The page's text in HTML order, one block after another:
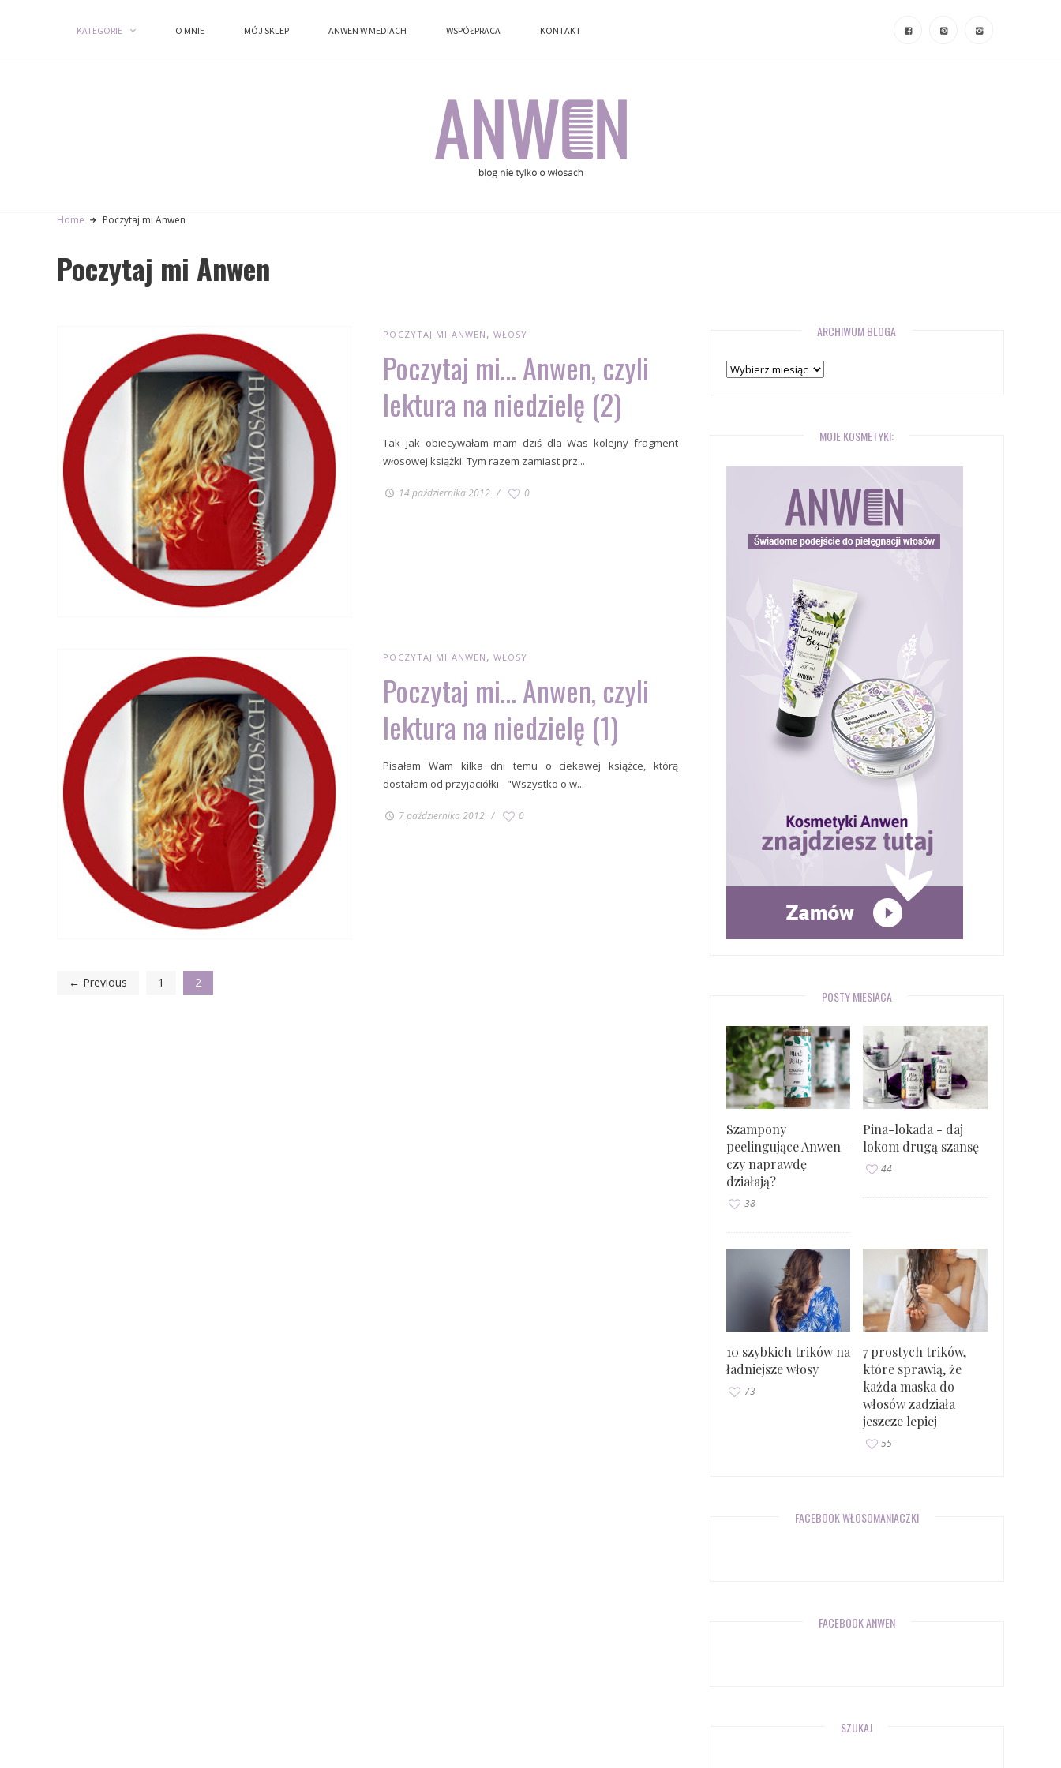
KATEGORIE O MNIE MÓJ SKLEP ANWEN W MEDIACH WSPÓŁPRACA KONTAKT
KATEGORIE O MNIE MÓJ SKLEP ANWEN W MEDIACH WSPÓŁPRACA KONTAKT
Home Poczytaj mi Anwen
Poczytaj mi Anwen
POCZYTAJ MI ANWEN WŁOSY
Poczytaj mi… Anwen, czyli
lektura na niedzielę (2)
Tak jak obiecywałam mam dziś dla Was kolejny fragment
włosowej książki. Tym razem zamiast prz...
14 października 2012 0
POCZYTAJ MI ANWEN WŁOSY
Poczytaj mi… Anwen, czyli
lektura na niedzielę (1)
Pisałam Wam kilka dni temu o ciekawej książce, którą
dostałam od przyjaciółki - "Wszystko o w...
7 października 2012 0
← Previous 1 2
ARCHIWUM BLOGA
Archiwum
MOJE KOSMETYKI:
POSTY MIESIĄCA
Szampony
peelingujące Anwen -
czy naprawdę
działają?
38
Pina-lokada - daj
lokom drugą szansę
44
10 szybkich trików na
ładniejsze włosy
73
7 prostych trików,
które sprawią, że
każda maska do
włosów zadziała
jeszcze lepiej
55
FACEBOOK WŁOSOMANIACZKI
FACEBOOK ANWEN
SZUKAJ